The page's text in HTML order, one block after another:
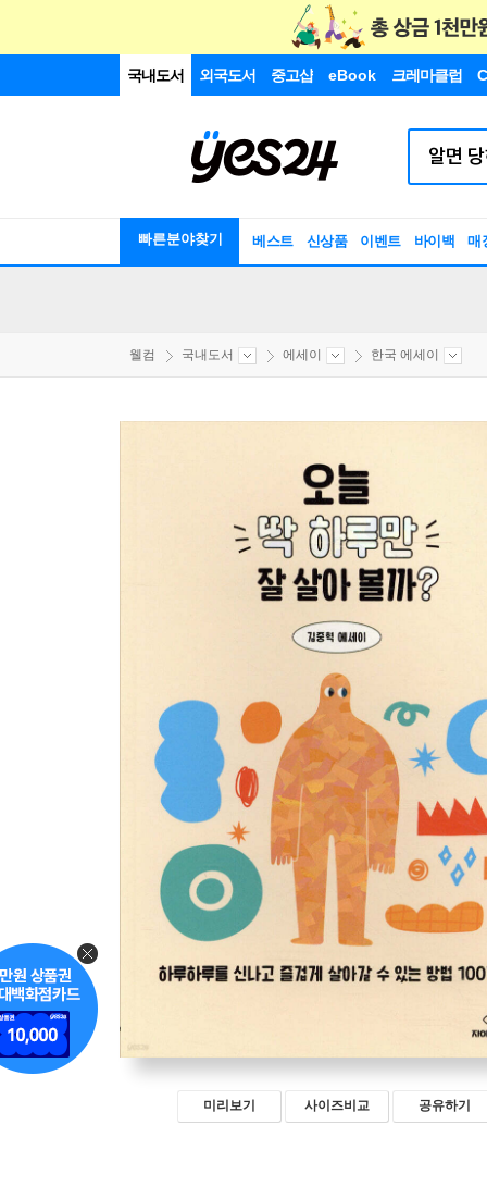
국내도서 외국도서 중고샵 eBook 크레마클럽
빠른분야찾기 베스트 신상품 이벤트 바이백 매
웰컴 국내도서 에세이 한국 에세이
미리보기 사이즈비교 공유하기